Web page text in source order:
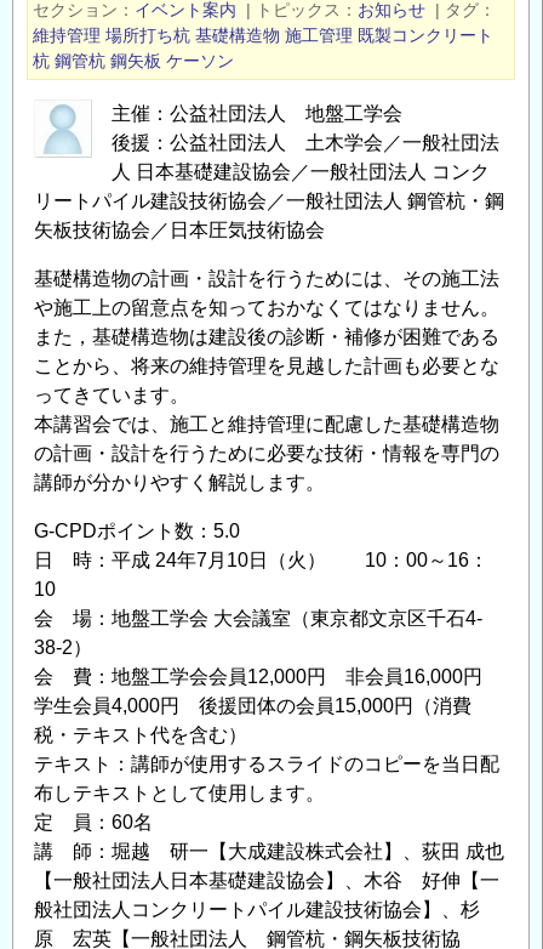
セ
ミ
ー
IN
TOKYO
2020
（オ
ン
ラ
イ
ン
開
催・
ラ
イ
信）
ご
内
の
セクション
イベント案内 | トピックス お知らせ | タグ
維持管理 場所打ち杭 基礎構造物 施工管理 既製コンクリート
杭 鋼管杭 鋼矢板 ケーソン
主催：公益社団法人 地盤工学会
後援：公益社団法人 土木学会／一般社団法
人 日本基礎建設協会／一般社団法人 コンク
リートパイル建設技術協会／一般社団法人 鋼管杭・鋼
矢板技術協会／日本圧気技術協会
基礎構造物の計画・設計を行うためには、その施工法
や施工上の留意点を知っておかなくてはなりません。
また，基礎構造物は建設後の診断・補修が困難である
ことから、将来の維持管理を見越した計画も必要とな
ってきています。
本講習会では、施工と維持管理に配慮した基礎構造物
の計画・設計を行うために必要な技術・情報を専門の
講師が分かりやすく解説します。
G-CPDポイント数：5.0
日 時：平成 24年7月10日（火） 10：00～16：
10
会 場：地盤工学会 大会議室（東京都文京区千石4-
38-2）
会 費：地盤工学会会員12,000円 非会員16,000円
学生会員4,000円 後援団体の会員15,000円（消費
税・テキスト代を含む）
テキスト：講師が使用するスライドのコピーを当日配
布しテキストとして使用します。
定 員：60名
講 師：堀越 研一【大成建設株式会社】、荻田 成也
【一般社団法人日本基礎建設協会】、木谷 好伸【一
般社団法人コンクリートパイル建設技術協会】、杉
原 宏英【一般社団法人 鋼管杭・鋼矢板技術協